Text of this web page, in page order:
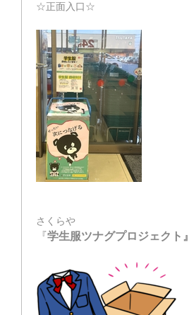
☆正面入口☆
さくらや
『学生服ツナグプロジェクト』